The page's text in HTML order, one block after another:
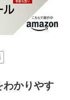
わかりやす